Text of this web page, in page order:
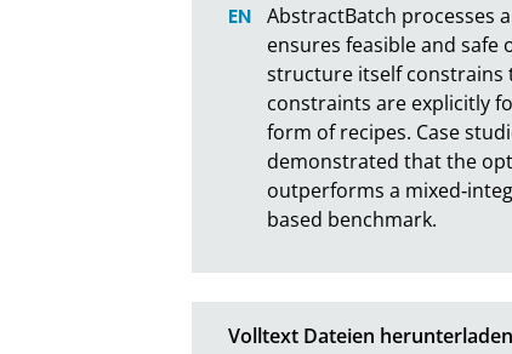
AbstractBatch processes
ensures feasible and
structure itself constrains
constraints are explicitly
form of recipes. Case
demonstrated that the
outperforms a
based benchmark.
Volltext Dateien herunterladen